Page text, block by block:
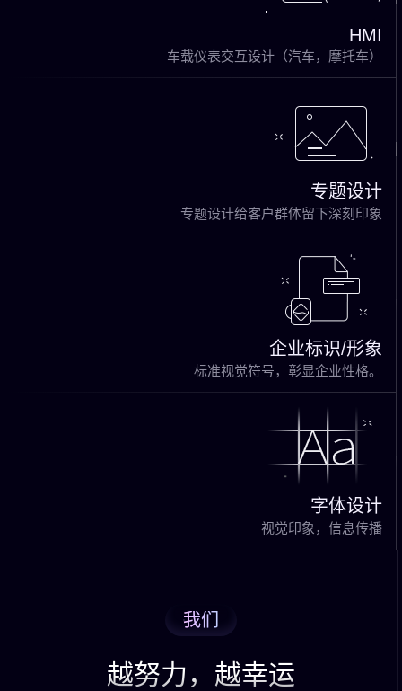
HMI
车载仪表交互设计（汽车，摩托车）
专题设计
专题设计给客户群体留下深刻印象
企业标识/形象
标准视觉符号，彰显企业性格。
字体设计
视觉印象，信息传播
我们
越努力，越幸运